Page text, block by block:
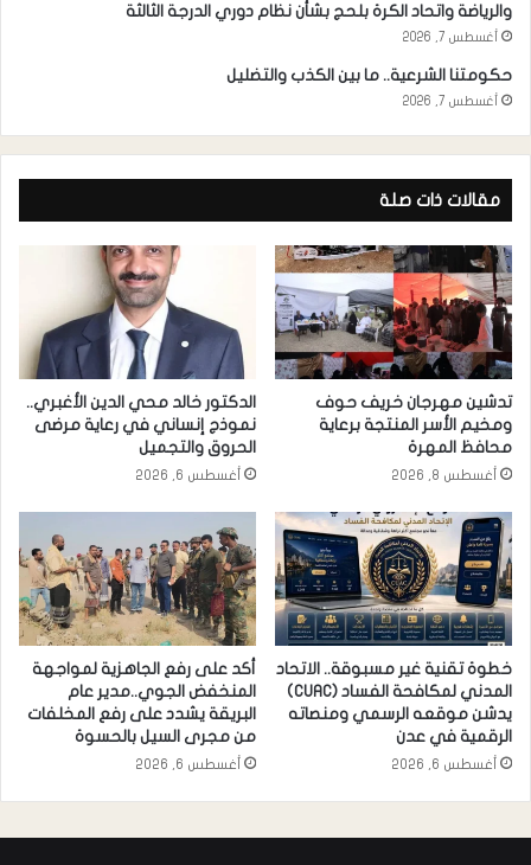
والرياضة واتحاد الكرة بلحج بشأن نظام دوري الدرجة الثالثة
أغسطس 7, 2026
حكومتنا الشرعية.. ما بين الكذب والتضليل
أغسطس 7, 2026
مقالات ذات صلة
تدشين مهرجان خريف حوف
ومخيم الأسر المنتجة برعاية
محافظ المهرة
أغسطس 8, 2026
الدكتور خالد محي الدين الأغبري..
نموذج إنساني في رعاية مرضى
الحروق والتجميل
أغسطس 6, 2026
خطوة تقنية غير مسبوقة.. الاتحاد
المدني لمكافحة الفساد (CUAC)
يدشن موقعه الرسمي ومنصاته
الرقمية في عدن
أغسطس 6, 2026
أكد على رفع الجاهزية لمواجهة
المنخفض الجوي..مدير عام
البريقة يشدد على رفع المخلفات
من مجرى السيل بالحسوة
أغسطس 6, 2026